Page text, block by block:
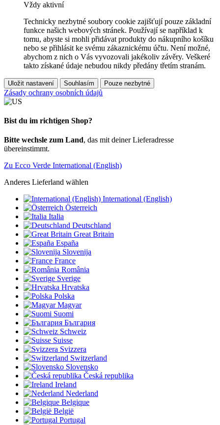
Vždy aktivní
Technicky nezbytné soubory cookie zajišťují pouze základní
funkce našich webových stránek. Používají se například k
tomu, abyste si mohli přidávat produkty do nákupního košíku
nebo se přihlásit ke svému zákaznickému účtu. Není možné,
abychom z nich o Vás vyvozovali jakékoliv závěry. Veškeré
takto získané údaje nebudou nikdy předány třetím stranám.
Uložit nastavení Souhlasím Pouze nezbytné
Zásady ochrany osobních údajů
Bist du im richtigen Shop?
Bitte wechsle zum Land, das mit deiner Lieferadresse
übereinstimmt.
Zu Ecco Verde International (English)
Anderes Lieferland wählen
International (English)
Österreich
Italia
Deutschland
Great Britain
España
Slovenija
France
România
Sverige
Hrvatska
Polska
Magyar
Suomi
България
Schweiz
Suisse
Svizzera
Switzerland
Slovensko
Česká republika
Ireland
Nederland
Belgique
België
Portugal